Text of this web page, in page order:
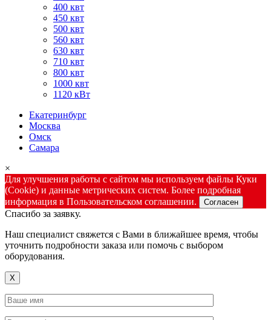
400 квт
450 квт
500 квт
560 квт
630 квт
710 квт
800 квт
1000 квт
1120 кВт
Екатеринбург
Москва
Омск
Самара
×
Для улучшения работы с сайтом мы используем файлы Куки
(Cookie) и данные метрических систем. Более подробная
информация в Пользовательском соглашении.
Согласен
Спасибо за заявку.
Наш специалист свяжется с Вами в ближайшее время, чтобы
уточнить подробности заказа или помочь с выбором
оборудования.
X